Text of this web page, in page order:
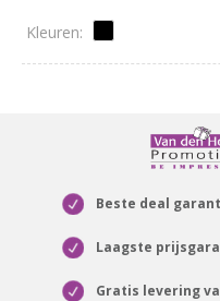
Beste deal
Laagste
Gratis levering